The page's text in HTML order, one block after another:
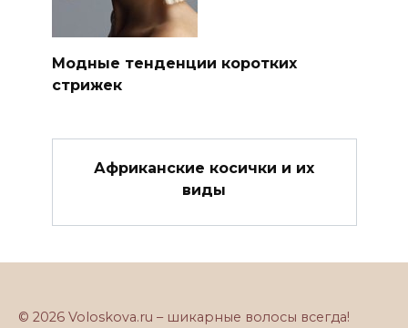
Модные тенденции коротких
стрижек
Африканские косички и их
виды
© 2026 Voloskova.ru – шикарные волосы всегда!